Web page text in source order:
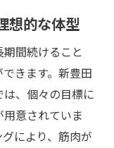
想的な体型
間続けること
きます。新豊田
、個々の目標に
意されていま
により、筋肉が